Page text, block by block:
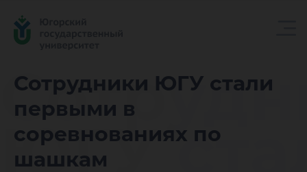
Сотрудники ЮГУ стали
первыми в
соревнованиях по
шашкам
ЮГУ